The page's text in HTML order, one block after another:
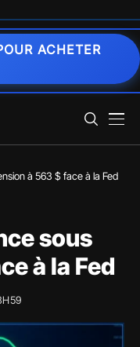
ACHETER
à 563 $ face à la Fed
sous
à la Fed